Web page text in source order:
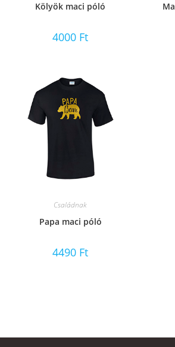
Kölyök maci póló
4000 Ft
Családnak
Papa maci póló
4490 Ft